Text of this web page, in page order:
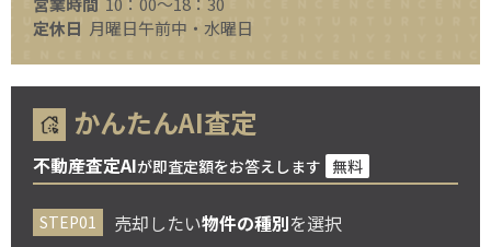
定休日 月曜日午前中・水曜日
かんたんAI査定
不動産査定AIが即査定額をお答えします 無料
売却したい物件の種別を選択